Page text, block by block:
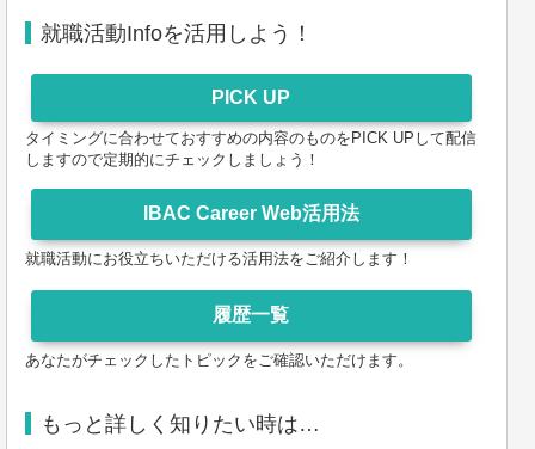
就職活動Infoを活用しよう！
タイミングに合わせておすすめの内容のものをPICK UPして配信
しますので定期的にチェックしましょう！
就職活動にお役立ちいただける活用法をご紹介します！
あなたがチェックしたトピックをご確認いただけます。
もっと詳しく知りたい時は…